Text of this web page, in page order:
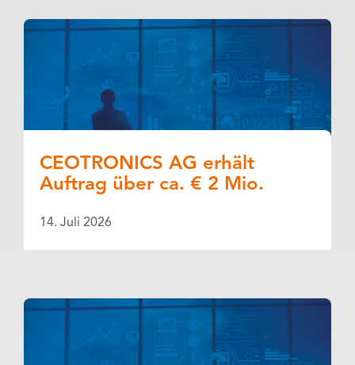
CEOTRONICS AG erhält
Auftrag über ca. € 2 Mio.
14. Juli 2026